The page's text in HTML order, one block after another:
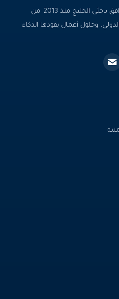
بيت خبرة أكاديمي واستشاري يرافق باحثي الخليج منذ 2013: من
وحلول أعمال يقودها الذكاء